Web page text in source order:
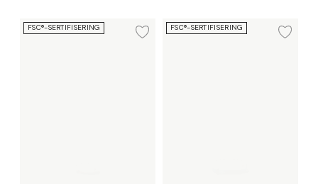
Studentlue mini
FSC®-SERTIFISERING
Legg til ønskeliste
Studentlue liten
FSC®-SERTIFISERING